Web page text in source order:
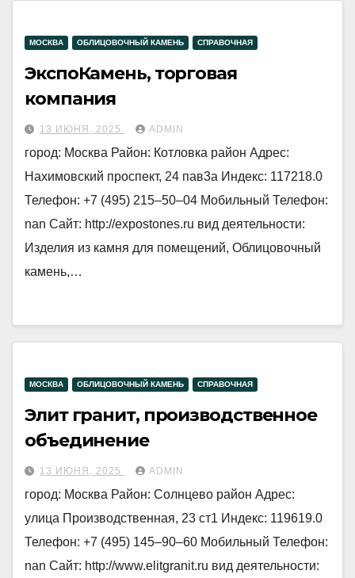
МОСКВА ОБЛИЦОВОЧНЫЙ КАМЕНЬ СПРАВОЧНАЯ
ЭкспоКамень, торговая
компания
13 ИЮНЯ, 2025 ADMIN
город: Москва Район: Котловка район Адрес:
Нахимовский проспект, 24 пав3а Индекс: 117218.0
Телефон: +7 (495) 215‒50‒04 Мобильный Телефон:
nan Сайт: http://expostones.ru вид деятельности:
Изделия из камня для помещений, Облицовочный
камень,…
МОСКВА ОБЛИЦОВОЧНЫЙ КАМЕНЬ СПРАВОЧНАЯ
Элит гранит, производственное
объединение
13 ИЮНЯ, 2025 ADMIN
город: Москва Район: Солнцево район Адрес:
улица Производственная, 23 ст1 Индекс: 119619.0
Телефон: +7 (495) 145‒90‒60 Мобильный Телефон:
nan Сайт: http://www.elitgranit.ru вид деятельности: